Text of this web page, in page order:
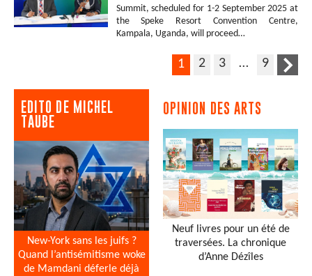
Summit, scheduled for 1-2 September 2025 at
the Speke Resort Convention Centre,
Kampala, Uganda, will proceed…
1 2 3 … 9
EDITO DE MICHEL
TAUBE
New-York sans les juifs ?
Quand l’antisémitisme woke
de Mamdani déferle déjà
OPINION DES ARTS
Neuf livres pour un été de
traversées. La chronique
d’Anne Dézîles